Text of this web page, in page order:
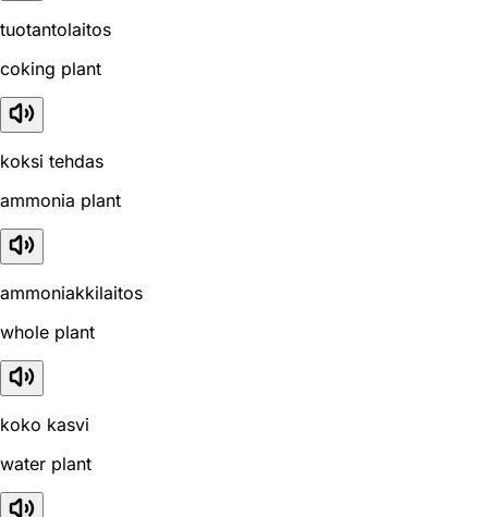
tuotantolaitos
coking plant
koksi tehdas
ammonia plant
ammoniakkilaitos
whole plant
koko kasvi
water plant